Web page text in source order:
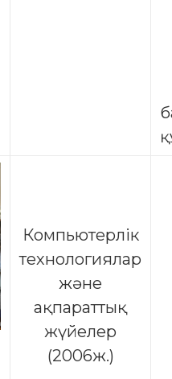
Компьютерлік
технологиялар
және
ақпараттық
жүйелер
(2006ж.)